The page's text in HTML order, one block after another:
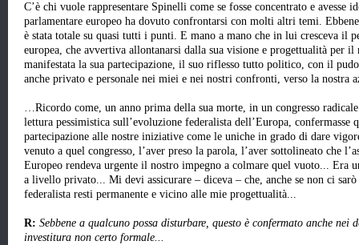
C’è chi vuole rappresentare Spinelli come se fosse concentrato e avesse
parlamentare europeo ha dovuto confrontarsi con molti altri temi.
è stata totale su quasi tutti i punti. E mano a mano che in lui cresceva il
europea, che avvertiva allontanarsi dalla sua visione e progettualità per
manifestata la sua partecipazione, il suo riflesso tutto politico, con il
anche privato e personale nei miei e nei nostri confronti, verso la nostra
…Ricordo come, un anno prima della sua morte, in un congresso
lettura pessimistica sull’evoluzione federalista dell’Europa, confermasse
partecipazione alle nostre iniziative come le uniche in grado di dare
venuto a quel congresso, l’aver preso la parola, l’aver sottolineato che
Europeo rendeva urgente il nostro impegno a colmare quel vuoto... Era
a livello privato... Mi devi assicurare – diceva – che, anche se non ci
federalista resti permanente e vicino alle mie progettualità...
R: Sebbene a qualcuno possa disturbare, questo è confermato anche
investitura non certo formale...